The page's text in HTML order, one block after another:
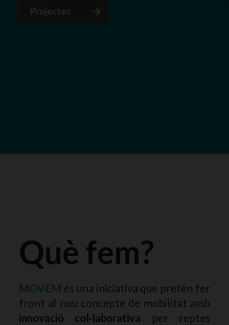
Projectes
Què fem?
MOVEM és una iniciativa que pretén fer
front al nou concepte de mobilitat amb
innovació col·laborativa per reptes